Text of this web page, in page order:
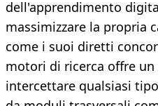
dell'apprendimento
massimizzare la propria
come i suoi diretti
motori di ricerca offre
intercettare qualsiasi